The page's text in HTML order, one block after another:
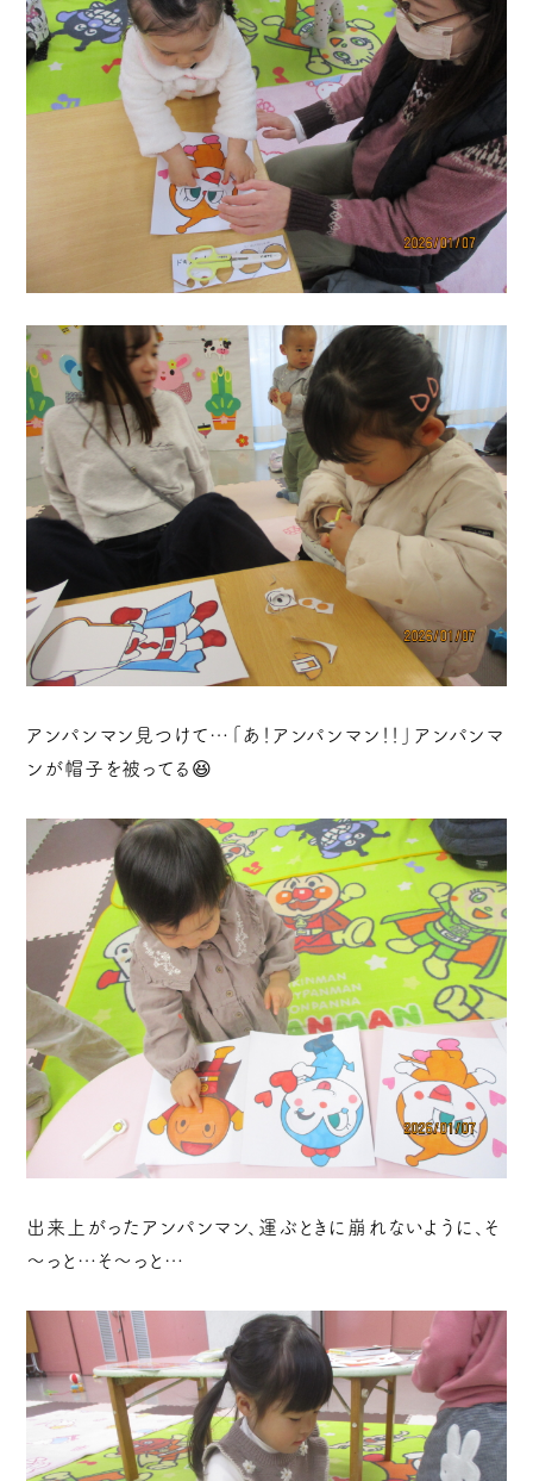
アンパンマン見つけて…「あ！アンパンマン！！」アンパンマ
ンが帽子を被ってる😆
出来上がったアンパンマン、運ぶときに崩れないように、そ
～っと…そ～っと…